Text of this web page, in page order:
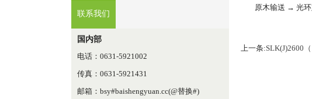
联系我们
国内部
电话：0631-5921002
传真：0631-5921431
邮箱：bsy#baishengyuan.cc(@替换#)
原木输送 → 光
上一条:SLK(J)2600